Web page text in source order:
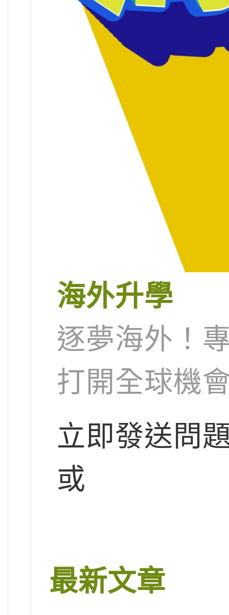
海外升學
逐夢海外！
打開全球機
立即發送問
或
最新文章